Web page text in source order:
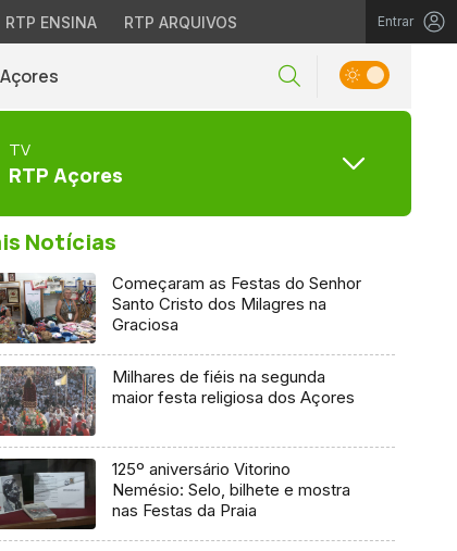
RTP ENSINA RTP ARQUIVOS Entrar
TV
RTP Açores
Notícias
Começaram as Festas do Senhor
Santo Cristo dos Milagres na
Graciosa
Milhares de fiéis na segunda
maior festa religiosa dos Açores
125º aniversário Vitorino
Nemésio: Selo, bilhete e mostra
nas Festas da Praia